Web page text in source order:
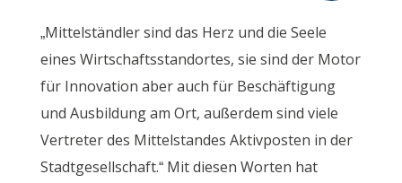
„Mittelständler sind das Herz und die Seele
eines Wirtschaftsstandortes, sie sind der Motor
für Innovation aber auch für Beschäftigung
und Ausbildung am Ort, außerdem sind viele
Vertreter des Mittelstandes Aktivposten in der
Stadtgesellschaft.“ Mit diesen Worten hat